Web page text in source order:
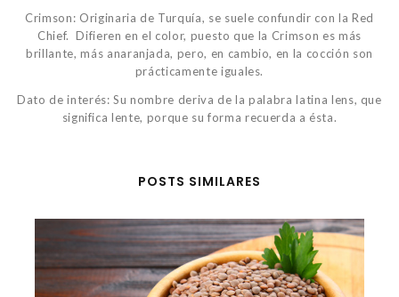
Crimson: Originaria de Turquía, se suele confundir con la Red
Chief. Difieren en el color, puesto que la Crimson es más
brillante, más anaranjada, pero, en cambio, en la cocción son
prácticamente iguales.
Dato de interés: Su nombre deriva de la palabra latina lens, que
significa lente, porque su forma recuerda a ésta.
POSTS SIMILARES